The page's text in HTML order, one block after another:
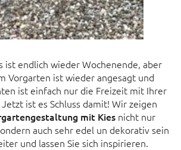
ist endlich wieder Wochenende, aber
Vorgarten ist wieder angesagt und
ist einfach nur die Freizeit mit Ihrer
ist es Schluss damit! Wir zeigen
mit Kies nicht nur
auch sehr edel un dekorativ sein
und lassen Sie sich inspirieren.